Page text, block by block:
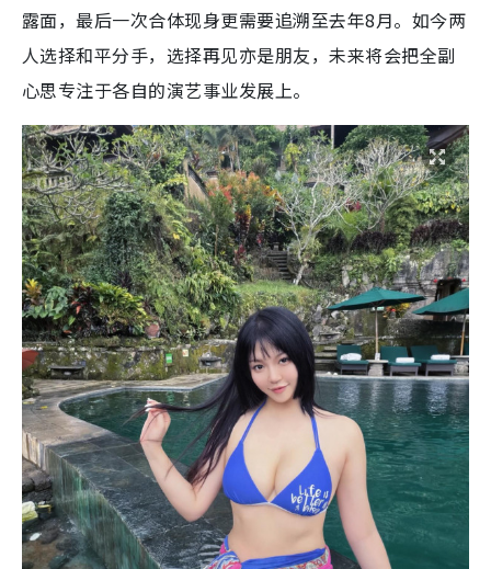
露面，最后一次合体现身更需要追溯至去年8月。如今两
人选择和平分手，选择再见亦是朋友，未来将会把全副
心思专注于各自的演艺事业发展上。